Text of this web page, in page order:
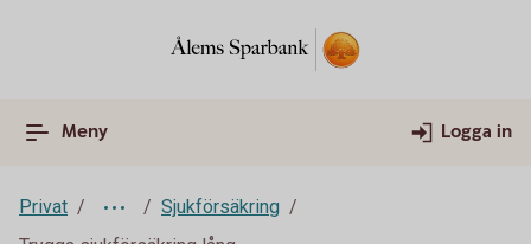
Meny Logga in
Privat
Sjukförsäkring